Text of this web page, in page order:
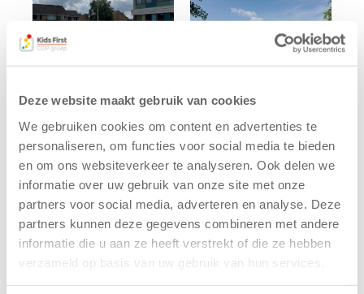
Deze website maakt gebruik van cookies
We gebruiken cookies om content en advertenties te
personaliseren, om functies voor social media te bieden
en om ons websiteverkeer te analyseren. Ook delen we
informatie over uw gebruik van onze site met onze
partners voor social media, adverteren en analyse. Deze
partners kunnen deze gegevens combineren met andere
informatie die u aan ze heeft verstrekt of die ze hebben
verzameld op basis van uw gebruik van hun services.
Kinderen BSO
De
Westerburcht
trainen alvast
voor Kids First
Mini 4 Mijl
7 augustus 2026
Kids First
tekent
koopcontract
voor nieuw
kindcentrum in
wijk Wiarda in
Leeuwarden
11 juni 2026